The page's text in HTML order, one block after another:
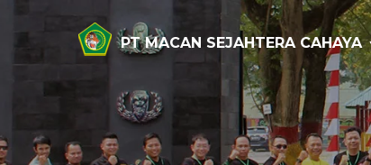
PT MACAN SEJAHTERA CAHAYA